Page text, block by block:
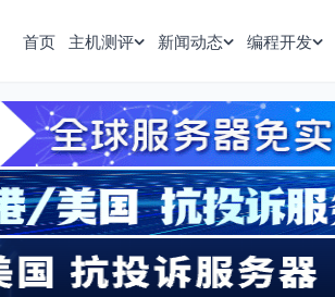
首页 主机测评 新闻动态 编程开发